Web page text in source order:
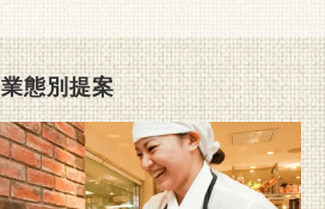
業態別提案